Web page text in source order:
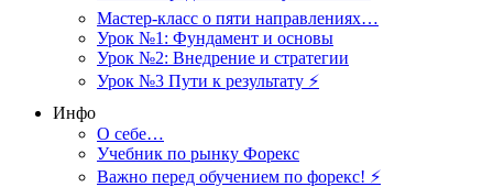
Мастер-класс о пяти направлениях…
Урок №1: Фундамент и основы
Урок №2: Внедрение и стратегии
Урок №3 Пути к результату ⚡️
Инфо
О себе…
Учебник по рынку Форекс
Важно перед обучением по форекс! ⚡